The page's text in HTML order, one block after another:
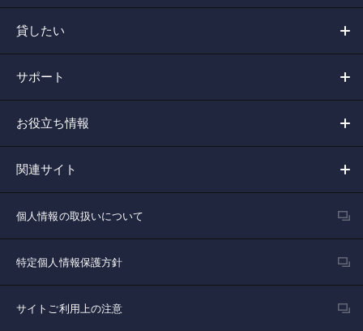
貸したい
サポート
お役立ち情報
関連サイト
個人情報の取扱いについて
特定個人情報保護方針
サイトご利用上の注意